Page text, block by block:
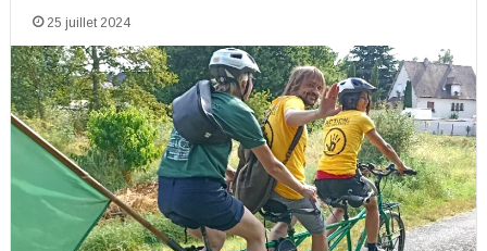
25 juillet 2024